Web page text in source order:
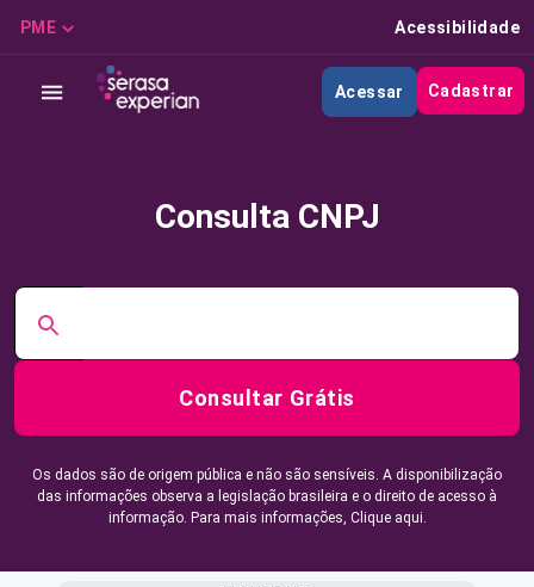
PME Acessibilidade
Acessar Cadastrar
Consulta CNPJ
Consultar Grátis
Os dados são de origem pública e não são sensíveis. A disponibilização
das informações observa a legislação brasileira e o direito de acesso à
informação. Para mais informações, Clique aqui.